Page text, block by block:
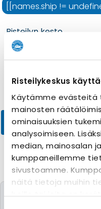
Risteilykeskus
Käytämme evästeitä
mainosten
ominaisuuksien
analysoimiseen.
median, mainosalan
kumppaneillemme
sivustoamme.
näitä tietoja muihin
[[names.ship !=
Risteilyn kesto